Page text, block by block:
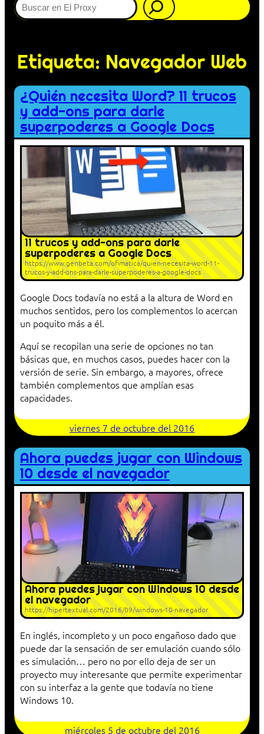
Etiqueta: Navegador Web
¿Quién necesita Word? 11 trucos
y add-ons para darle
superpoderes a Google Docs
11 trucos y add-ons para darle
superpoderes a Google Docs
https://www.genbeta.com/ofimatica/quien-necesita-word-11-
trucos-y-add-ons-para-darle-superpoderes-a-google-docs
Google Docs todavía no está a la altura de Word en
muchos sentidos, pero los complementos lo acercan
un poquito más a él.
Aquí se recopilan una serie de opciones no tan
básicas que, en muchos casos, puedes hacer con la
versión de serie. Sin embargo, a mayores, ofrece
también complementos que amplían esas
capacidades.
viernes 7 de octubre del 2016
Ahora puedes jugar con Windows
10 desde el navegador
Ahora puedes jugar con Windows 10 desde
el navegador
https://hipertextual.com/2016/09/windows-10-navegador
En inglés, incompleto y un poco engañoso dado que
puede dar la sensación de ser emulación cuando sólo
es simulación… pero no por ello deja de ser un
proyecto muy interesante que permite experimentar
con su interfaz a la gente que todavía no tiene
Windows 10.
miércoles 5 de octubre del 2016